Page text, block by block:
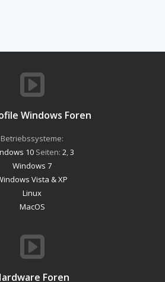
Windows Foren
Betriebssysteme:
10Seiten: 2 3
Windows 7
Vista & XP
Linux
MacOS
Foren